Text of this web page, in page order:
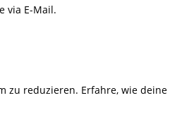
via E-Mail.
zu reduzieren. Erfahre, wie